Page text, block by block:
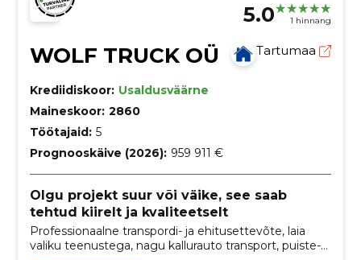
5.0 1 hinnang
WOLF TRUCK OÜ Tartumaa
Krediidiskoor: Usaldusväärne
Maineskoor: 2860
Töötajaid: 5
Prognooskäive (2026): 959 911 €
Olgu projekt suur või väike, see saab
tehtud kiirelt ja kvaliteetselt
Professionaalne transpordi- ja ehitusettevõte, laia
valiku teenustega, nagu kallurauto transport, puiste-